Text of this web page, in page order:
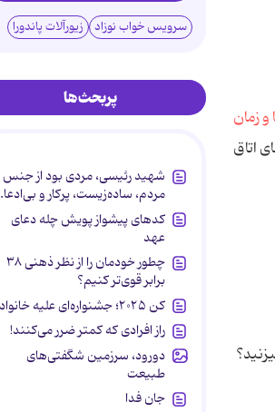
اتاق
سرویس خواب نوزاد زیورآلات پاندورا
پربحث‌ها
شهید رئیسی، مردی بود از جنس
مردم، ساده‌زیست، پرکار و بی‌ادعا.
کدهای پیشواز پویش چله دعای
عهد
چطور خودمان را از نظر ذهنی ۳۸
برابر قوی‌تر کنیم؟
کن ۲۰۲۵؛ جشنواره‌ای علیه خانواده
راز افرادی که کمتر ضرر می‌کنند!
دورود، سرزمین شگفتی‌های
طبیعت
جان فدا